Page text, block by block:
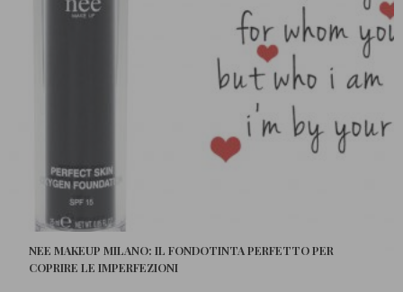
NEE MAKEUP MILANO: IL FONDOTINTA PERFETTO PER
COPRIRE LE IMPERFEZIONI